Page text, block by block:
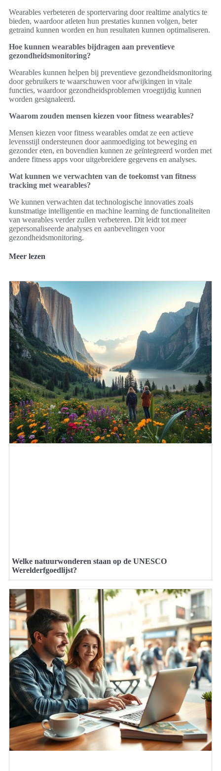
Wearables verbeteren de sportervaring door realtime analytics te
bieden, waardoor atleten hun prestaties kunnen volgen, beter
getraind kunnen worden en hun resultaten kunnen optimaliseren.
Hoe kunnen wearables bijdragen aan preventieve
gezondheidsmonitoring?
Wearables kunnen helpen bij preventieve gezondheidsmonitoring
door gebruikers te waarschuwen voor afwijkingen in vitale
functies, waardoor gezondheidsproblemen vroegtijdig kunnen
worden gesignaleerd.
Waarom zouden mensen kiezen voor fitness wearables?
Mensen kiezen voor fitness wearables omdat ze een actieve
levensstijl ondersteunen door aanmoediging tot beweging en
gezonder eten, en bovendien kunnen ze geïntegreerd worden met
andere fitness apps voor uitgebreidere gegevens en analyses.
Wat kunnen we verwachten van de toekomst van fitness
tracking met wearables?
We kunnen verwachten dat technologische innovaties zoals
kunstmatige intelligentie en machine learning de functionaliteiten
van wearables verder zullen verbeteren. Dit leidt tot meer
gepersonaliseerde analyses en aanbevelingen voor
gezondheidsmonitoring.
Meer lezen
Welke natuurwonderen staan op de UNESCO
Werelderfgoedlijst?